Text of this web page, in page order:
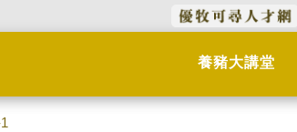
養豬大講堂